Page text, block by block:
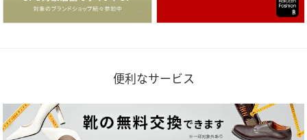
便利なサービス